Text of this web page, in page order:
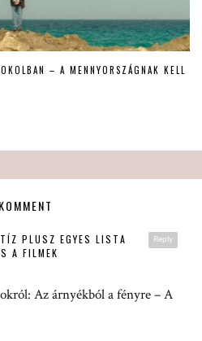
– A MENNYORSZÁGNAK KELL
Reply
PLUSZ EGYES LISTA
A FILMEK
Az árnyékból a fényre – A